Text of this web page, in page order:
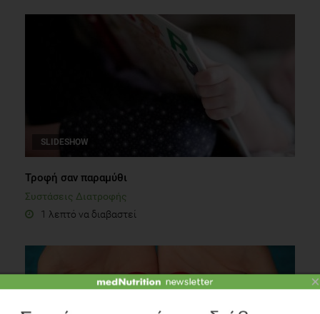
SLIDESHOW
Τροφή σαν παραμύθι
Συστάσεις Διατροφής
1 λεπτό να διαβαστεί
×